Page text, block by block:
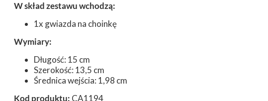
W skład zestawu wchodzą:
1x gwiazda na choinkę
Wymiary:
Długość: 15 cm
Szerokość: 13,5 cm
Średnica wejścia: 1,98 cm
Kod produktu: CA1194